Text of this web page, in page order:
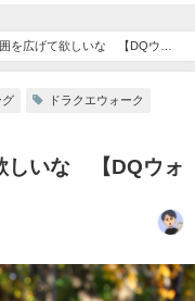
を広げて欲しいな 【DQウォ
グ ドラクエウォーク
しいな 【DQウォ